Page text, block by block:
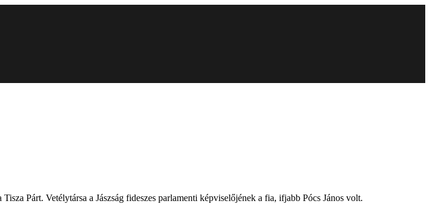
Párt. Vetélytársa a Jászság fideszes parlamenti képviselőjének a fia, ifjabb Pócs János volt.